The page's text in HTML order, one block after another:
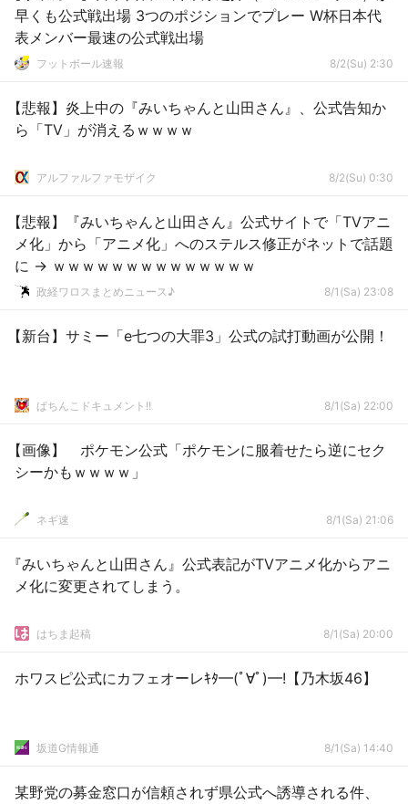
早くも公式戦出場 3つのポジションでプレー W杯日本代
表メンバー最速の公式戦出場
フットボール速報 8/2(Su) 2:30
【悲報】炎上中の『みいちゃんと山田さん』、公式告知か
ら「TV」が消えるｗｗｗｗ
アルファルファモザイク 8/2(Su) 0:30
【悲報】『みいちゃんと山田さん』公式サイトで「TVアニ
メ化」から「アニメ化」へのステルス修正がネットで話題
に → ｗｗｗｗｗｗｗｗｗｗｗｗｗｗ
政経ワロスまとめニュース♪ 8/1(Sa) 23:08
【新台】サミー「e七つの大罪3」公式の試打動画が公開！
ぱちんこドキュメント!! 8/1(Sa) 22:00
【画像】 ポケモン公式「ポケモンに服着せたら逆にセク
シーかもｗｗｗｗ」
ネギ速 8/1(Sa) 21:06
『みいちゃんと山田さん』公式表記がTVアニメ化からアニ
メ化に変更されてしまう。
はちま起稿 8/1(Sa) 20:00
ホワスピ公式にカフェオーレｷﾀ━(ﾟ∀ﾟ)━!【乃木坂46】
坂道G情報通 8/1(Sa) 14:40
某野党の募金窓口が信頼されず県公式へ誘導される件、